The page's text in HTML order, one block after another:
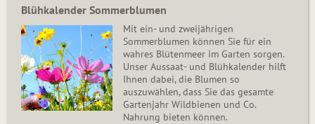
Blühkalender Sommerblumen
Mit ein- und zweijährigen
Sommerblumen können Sie für ein
wahres Blütenmeer im Garten sorgen.
Unser Aussaat- und Blühkalender hilft
Ihnen dabei, die Blumen so
auszuwählen, dass Sie das gesamte
Gartenjahr Wildbienen und Co.
Nahrung bieten können.